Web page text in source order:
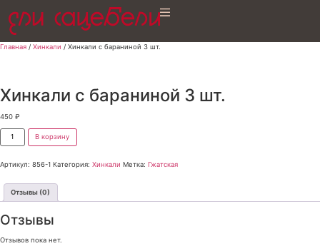
Главная / Хинкали / Хинкали с бараниной 3 шт.
Хинкали с бараниной 3 шт.
450 ₽
В корзину
Артикул: 856-1 Категория: Хинкали Метка: Гжатская
Отзывы (0)
Отзывы
Отзывов пока нет.